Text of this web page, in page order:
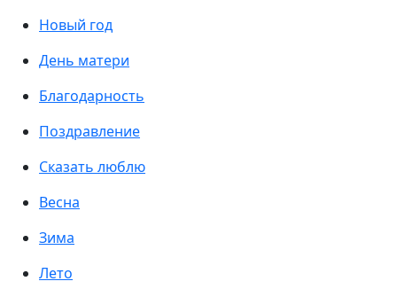
Новый год
День матери
Благодарность
Поздравление
Сказать люблю
Весна
Зима
Лето